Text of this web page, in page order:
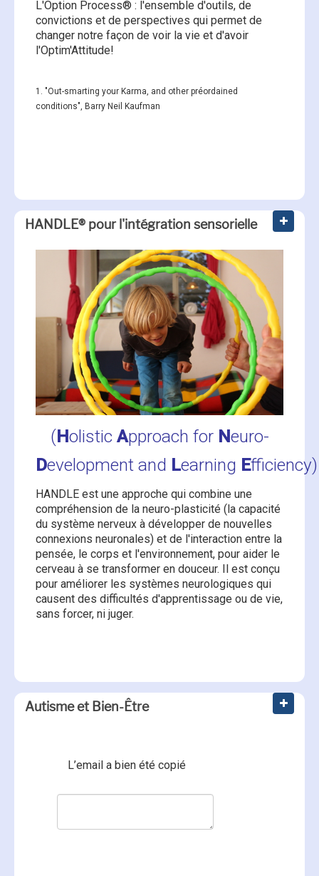
Le Son-Rise Program® :
historique
Le Son-Rise Program® :
Le Son-Rise Program® :
formations
Le Son-Rise Program®
"Start-Up"
Le Son-Rise Program®
"New Frontiers"
Le Son-Rise Program®
"Maximum Impact"
L'Option Process® : l'ensemble d'outils, de
convictions et de perspectives qui permet de
changer notre façon de voir la vie et d'avoir
l'Optim'Attitude!
1. "Out-smarting your Karma, and other préordained
conditions", Barry Neil Kaufman
c'est ?
L'Option Process® : c'est pour qui ?
L'Option Process® : les perspectives à
adopter
L'Option Process® : comment ça
marche ?
Dialogue Option Process® : qu'est ce
que c'est ?
Dialogue Option Process® : bénéfices
Dialogue Option Process® :
HANDLE® pour l'intégration sensorielle
(Holistic Approach for Neuro-
Development and Learning Efficiency)
HANDLE est une approche qui combine une
compréhension de la neuro-plasticité (la capacité
du système nerveux à développer de nouvelles
connexions neuronales) et de l'interaction entre la
pensée, le corps et l'environnement, pour aider le
cerveau à se transformer en douceur. Il est conçu
pour améliorer les systèmes neurologiques qui
causent des difficultés d'apprentissage ou de vie,
sans forcer, ni juger.
Autisme et Bien-Être
L’email a bien été copié